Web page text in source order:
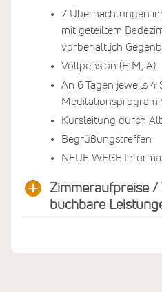
7 Übernachtungen
mit geteiltem
vorbehaltlich
Vollpension (F, M, A)
An 6 Tagen jeweils 4
Kursleitung durch
Begrüßungstreffen
NEUE WEGE
Zimmeraufpreise /
buchbare